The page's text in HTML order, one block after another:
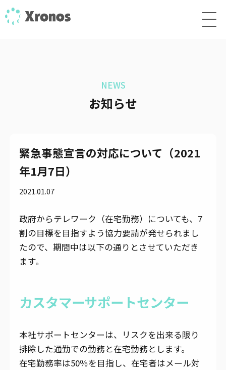
NEWS
お知らせ
緊急事態宣言の対応について（2021
年1月7日）
2021.01.07
政府からテレワーク（在宅勤務）についても、7
割の目標を目指すよう協力要請が発せられまし
たので、期間中は以下の通りとさせていただき
ます。
カスタマーサポートセンター
本社サポートセンターは、リスクを出来る限り
排除した通勤での勤務と在宅勤務とします。
在宅勤務率は50％を目指し、在宅者はメール対